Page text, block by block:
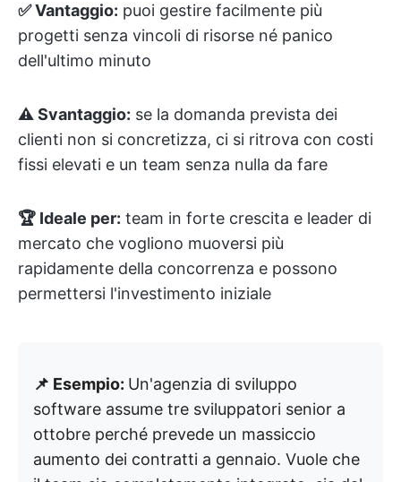
✅ Vantaggio: puoi gestire facilmente più
progetti senza vincoli di risorse né panico
dell'ultimo minuto
⚠️ Svantaggio: se la domanda prevista dei
clienti non si concretizza, ci si ritrova con costi
fissi elevati e un team senza nulla da fare
🏆 Ideale per: team in forte crescita e leader di
mercato che vogliono muoversi più
rapidamente della concorrenza e possono
permettersi l'investimento iniziale
📌 Esempio: Un'agenzia di sviluppo
software assume tre sviluppatori senior a
ottobre perché prevede un massiccio
aumento dei contratti a gennaio. Vuole che